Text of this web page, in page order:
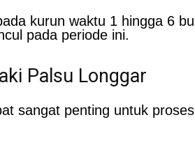
kurun waktu 1 hingga 6
pada periode ini.
Palsu Longgar
sangat penting untuk